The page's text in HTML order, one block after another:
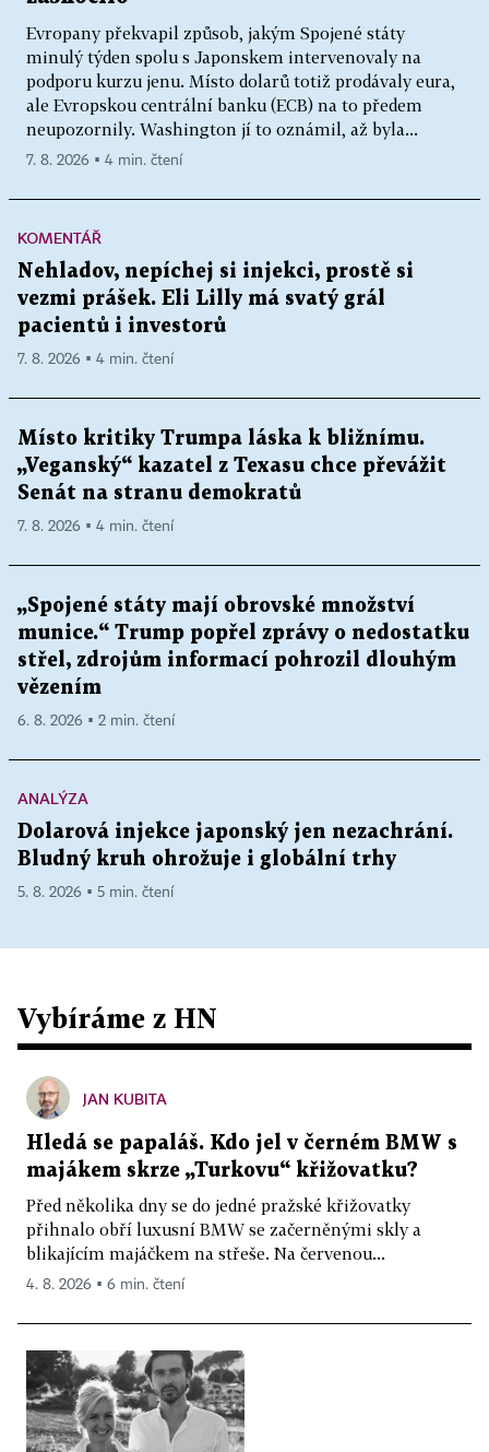
Evropany překvapil způsob, jakým Spojené státy
minulý týden spolu s Japonskem intervenovaly na
podporu kurzu jenu. Místo dolarů totiž prodávaly eura,
ale Evropskou centrální banku (ECB) na to předem
neupozornily. Washington jí to oznámil, až byla...
7. 8. 2026 ▪ 4 min. čtení
KOMENTÁŘ
Nehladov, nepíchej si injekci, prostě si
vezmi prášek. Eli Lilly má svatý grál
pacientů i investorů
7. 8. 2026 ▪ 4 min. čtení
Místo kritiky Trumpa láska k bližnímu.
„Veganský“ kazatel z Texasu chce převážit
Senát na stranu demokratů
7. 8. 2026 ▪ 4 min. čtení
„Spojené státy mají obrovské množství
munice.“ Trump popřel zprávy o nedostatku
střel, zdrojům informací pohrozil dlouhým
vězením
6. 8. 2026 ▪ 2 min. čtení
ANALÝZA
Dolarová injekce japonský jen nezachrání.
Bludný kruh ohrožuje i globální trhy
5. 8. 2026 ▪ 5 min. čtení
Vybíráme z HN
JAN KUBITA
Hledá se papaláš. Kdo jel v černém BMW s
majákem skrze „Turkovu“ křižovatku?
Před několika dny se do jedné pražské křižovatky
přihnalo obří luxusní BMW se začerněnými skly a
blikajícím majáčkem na střeše. Na červenou...
4. 8. 2026 ▪ 6 min. čtení